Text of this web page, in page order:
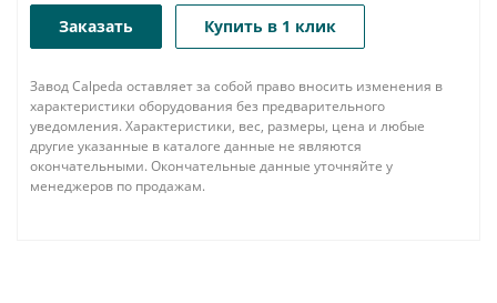
Заказать Купить в 1 клик
Завод Calpeda оставляет за собой право вносить изменения в
характеристики оборудования без предварительного
уведомления. Характеристики, вес, размеры, цена и любые
другие указанные в каталоге данные не являются
окончательными. Окончательные данные уточняйте у
менеджеров по продажам.